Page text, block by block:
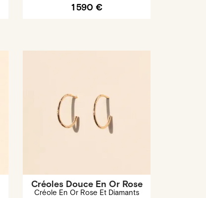
1 590 €
Créoles Douce En Or Rose
Créole En Or Rose Et Diamants